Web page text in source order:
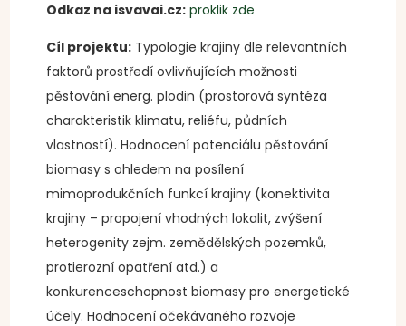
Odkaz na isvavai.cz: proklik zde
Cíl projektu: Typologie krajiny dle relevantních
faktorů prostředí ovlivňujících možnosti
pěstování energ. plodin (prostorová syntéza
charakteristik klimatu, reliéfu, půdních
vlastností). Hodnocení potenciálu pěstování
biomasy s ohledem na posílení
mimoprodukčních funkcí krajiny (konektivita
krajiny – propojení vhodných lokalit, zvýšení
heterogenity zejm. zemědělských pozemků,
protierozní opatření atd.) a
konkurenceschopnost biomasy pro energetické
účely. Hodnocení očekávaného rozvoje